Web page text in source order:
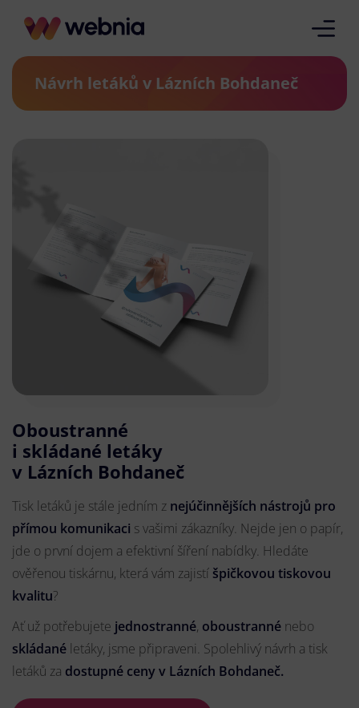
Návrh letáků v Lázních Bohdaneč
Oboustranné
i skládané letáky
v Lázních Bohdaneč
Tisk letáků je stále jedním z nejúčinnějších nástrojů pro
přímou komunikaci s vašimi zákazníky. Nejde jen o papír,
jde o první dojem a efektivní šíření nabídky. Hledáte
ověřenou tiskárnu, která vám zajistí špičkovou tiskovou
kvalitu?
Ať už potřebujete jednostranné, oboustranné nebo
skládané letáky, jsme připraveni. Spolehlivý návrh a tisk
letáků za dostupné ceny v Lázních Bohdaneč.